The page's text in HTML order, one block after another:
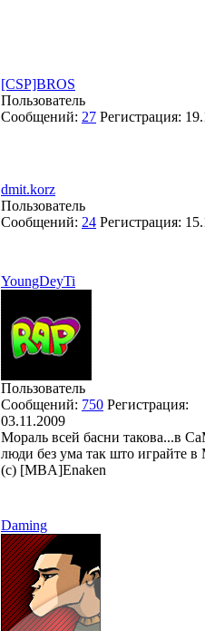
[CSP]BROS
Пользователь
Сообщений: 27 Регистрация:
dmit.korz
Пользователь
Сообщений: 24 Регистрация:
YoungDeyTi
Пользователь
Сообщений: 750 Регистрация:
03.11.2009
Мораль всей басни такова...в
люди без ума так што играйте
(с) [MBA]Enaken
Daming